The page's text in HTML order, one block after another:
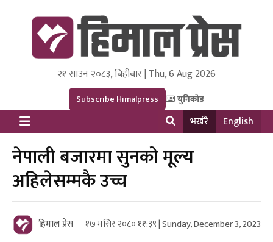
Himal Press
Dot NewsyNepal Media and Research Pvt Ltd.
२१ साउन २०८३, बिहीबार | Thu, 6 Aug 2026
Subscribe Himalpress युनिकोड
भर्खरै English
नेपाली बजारमा सुनको मूल्य
अहिलेसम्मकै उच्च
हिमाल प्रेस १७ मंसिर २०८० ११:३९ | Sunday, December 3, 2023